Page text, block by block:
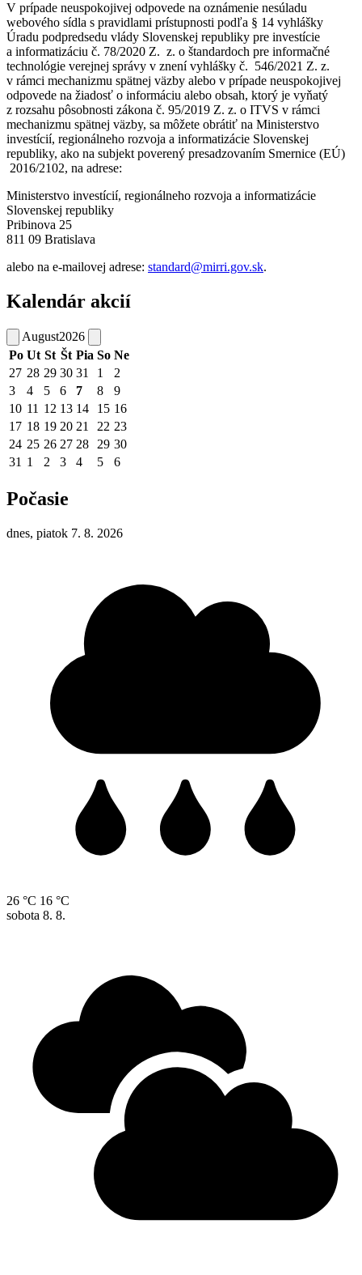
V prípade neuspokojivej odpovede na oznámenie nesúladu
webového sídla s pravidlami prístupnosti podľa § 14 vyhlášky
Úradu podpredsedu vlády Slovenskej republiky pre investície
a informatizáciu č. 78/2020 Z. z. o štandardoch pre informačné
technológie verejnej správy v znení vyhlášky č. 546/2021 Z. z.
v rámci mechanizmu spätnej väzby alebo v prípade neuspokojivej
odpovede na žiadosť o informáciu alebo obsah, ktorý je vyňatý
z rozsahu pôsobnosti zákona č. 95/2019 Z. z. o ITVS v rámci
mechanizmu spätnej väzby, sa môžete obrátiť na Ministerstvo
investícií, regionálneho rozvoja a informatizácie Slovenskej
republiky, ako na subjekt poverený presadzovaním Smernice (EÚ)
2016/2102, na adrese:
Ministerstvo investícií, regionálneho rozvoja a informatizácie
Slovenskej republiky
Pribinova 25
811 09 Bratislava
alebo na e-mailovej adrese: standard@mirri.gov.sk.
Kalendár akcií
August2026
Po Ut St Št Pia So Ne
27 28 29 30 31 1
2
3
4 5 6 7 8
9
10 11 12 13 14 15 16
17 18 19 20 21 22 23
24 25 26 27 28 29 30
31 1 2 3 4 5 6
Počasie
dnes, piatok 7. 8. 2026
26 °C 16 °C
sobota 8. 8.